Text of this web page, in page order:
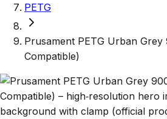
PETG
Prusament PETG Urban Grey
Compatible)